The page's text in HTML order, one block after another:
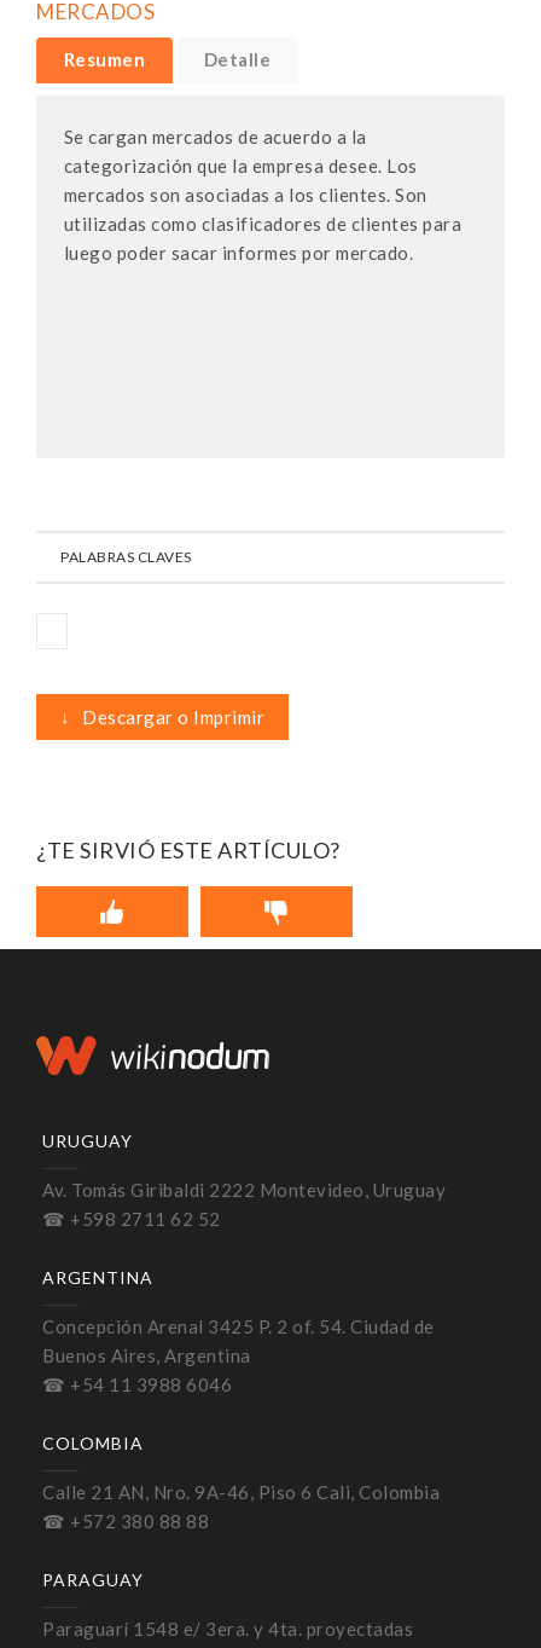
MERCADOS
Resumen Detalle
Se cargan mercados de acuerdo a la
categorización que la empresa desee. Los
mercados son asociadas a los clientes. Son
utilizadas como clasificadores de clientes para
luego poder sacar informes por mercado.
PALABRAS CLAVES
↓ Descargar o Imprimir
¿TE SIRVIÓ ESTE ARTÍCULO?
URUGUAY
Av. Tomás Giribaldi 2222 Montevideo, Uruguay
☎ +598 2711 62 52
ARGENTINA
Concepción Arenal 3425 P. 2 of. 54. Ciudad de
Buenos Aires, Argentina
☎ +54 11 3988 6046
COLOMBIA
Calle 21 AN, Nro. 9A-46, Piso 6 Cali, Colombia
☎ +572 380 88 88
PARAGUAY
Paraguarí 1548 e/ 3era. y 4ta. proyectadas